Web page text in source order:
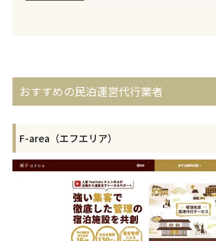
おすすめの民泊運営代行業者
F-area（エフエリア）